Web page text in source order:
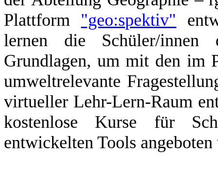
Plattform "geo:spektiv"
lernen die Schüler/innen
Grundlagen, um mit den im
umweltrelevante
virtueller Lehr-Lern-Raum
kostenlose Kurse für
entwickelten Tools